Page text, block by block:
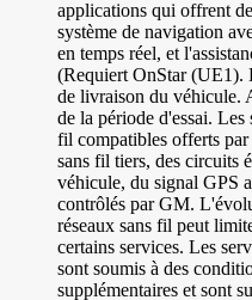
applications qui offrent
système de navigation
en temps réel, et
(Requiert OnStar (UE1).
de livraison du véhicule.
de la période d'essai. Les
fil compatibles offerts par
sans fil tiers, des circuits
véhicule, du signal GPS
contrôlés par GM.
réseaux sans fil peut
certains services. Les
sont soumis à des
supplémentaires et sont